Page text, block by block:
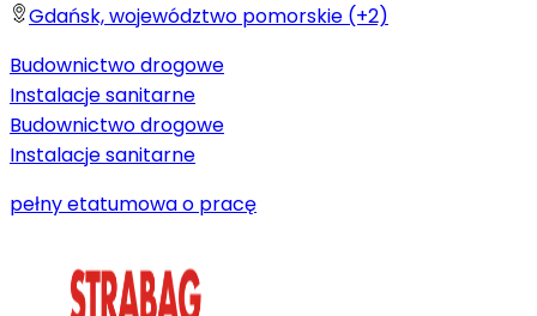
Gdańsk, województwo pomorskie (+2)
Budownictwo drogowe
Instalacje sanitarne
Budownictwo drogowe
Instalacje sanitarne
pełny etatumowa o pracę